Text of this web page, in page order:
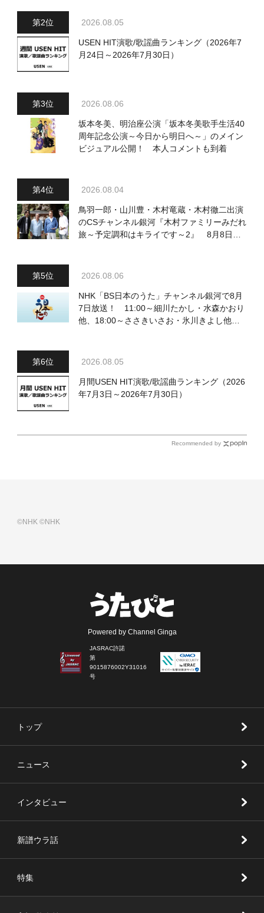
2026.08.05
USEN HIT演歌/歌謡曲ランキング（2026年7
月24日～2026年7月30日）
2026.08.06
坂本冬美、明治座公演「坂本冬美歌手生活40
周年記念公演～今日から明日へ～」のメイン
ビジュアル公開！ 本人コメントも到着
2026.08.04
鳥羽一郎・山川豊・木村竜蔵・木村徹二出演
のCSチャンネル銀河『木村ファミリーみだれ
旅～予定調和はキライです～2』 8月8日
2026.08.06
NHK「BS日本のうた」チャンネル銀河で8月
7日放送！ 11:00～細川たかし・水森かおり
他、18:00～ささきいさお・氷川きよし他登
2026.08.05
月間USEN HIT演歌/歌謡曲ランキング（2026
年7月3日～2026年7月30日）
Recommended by
©NHK©NHK
Powered by Channel Ginga
JASRAC許諾
第
9015876002Y31016
号
トップ
ニュース
インタビュー
新譜ウラ話
特集